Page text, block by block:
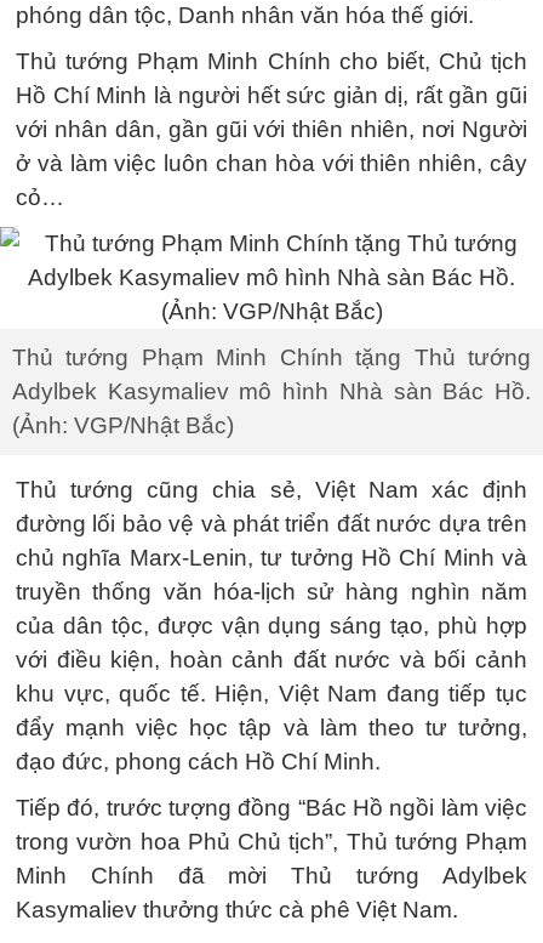
phóng dân tộc, Danh nhân văn hóa thế giới.
Thủ tướng Phạm Minh Chính cho biết, Chủ tịch
Hồ Chí Minh là người hết sức giản dị, rất gần gũi
với nhân dân, gần gũi với thiên nhiên, nơi Người
ở và làm việc luôn chan hòa với thiên nhiên, cây
cỏ…
Thủ tướng Phạm Minh Chính tặng Thủ tướng
Adylbek Kasymaliev mô hình Nhà sàn Bác Hồ.
(Ảnh: VGP/Nhật Bắc)
Thủ tướng cũng chia sẻ, Việt Nam xác định
đường lối bảo vệ và phát triển đất nước dựa trên
chủ nghĩa Marx-Lenin, tư tưởng Hồ Chí Minh và
truyền thống văn hóa-lịch sử hàng nghìn năm
của dân tộc, được vận dụng sáng tạo, phù hợp
với điều kiện, hoàn cảnh đất nước và bối cảnh
khu vực, quốc tế. Hiện, Việt Nam đang tiếp tục
đẩy mạnh việc học tập và làm theo tư tưởng,
đạo đức, phong cách Hồ Chí Minh.
Tiếp đó, trước tượng đồng “Bác Hồ ngồi làm việc
trong vườn hoa Phủ Chủ tịch”, Thủ tướng Phạm
Minh Chính đã mời Thủ tướng Adylbek
Kasymaliev thưởng thức cà phê Việt Nam.